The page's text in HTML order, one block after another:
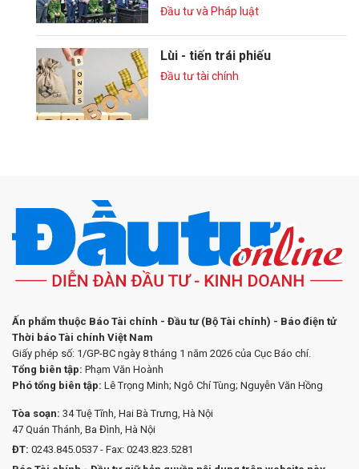
Đầu tư và Pháp luật
Lùi - tiến trái phiếu
Đầu tư tài chính
Ấn phẩm thuộc Báo Tài chính - Đầu tư (Bộ Tài chính) - Báo điện tử
Thời báo Tài chính Việt Nam
Giấy phép số: 1/GP-BC ngày 8 tháng 1 năm 2026 của Cục Báo chí.
Tổng biên tập: Phạm Văn Hoành
Phó tổng biên tập: Lê Trọng Minh; Ngô Chí Tùng; Nguyễn Văn Hồng
Tòa soạn: 34 Tuệ Tĩnh, Hai Bà Trưng, Hà Nội
47 Quán Thánh, Ba Đình, Hà Nội
ĐT: 0243.845.0537 - Fax: 0243.823.5281